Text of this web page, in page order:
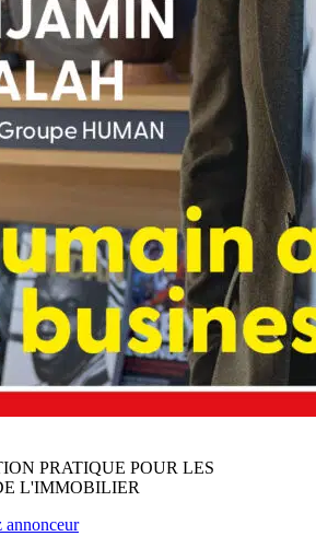
PRATIQUE POUR LES
L'IMMOBILIER
annonceur